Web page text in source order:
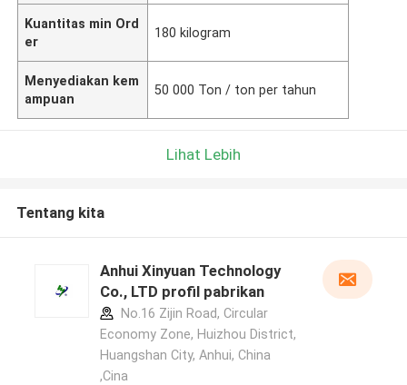
Kuantitas min Ord
er
180 kilogram
Menyediakan kem
ampuan
50 000 Ton / ton per tahun
Lihat Lebih
Tentang kita
Anhui Xinyuan Technology
Co., LTD profil pabrikan
No.16 Zijin Road, Circular
Economy Zone, Huizhou District,
Huangshan City, Anhui, China
,Cina